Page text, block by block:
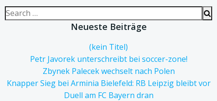
Search
for:
Neueste Beiträge
(kein Titel)
Petr Javorek unterschreibt bei soccer-zone!
Zbynek Palecek wechselt nach Polen
Knapper Sieg bei Arminia Bielefeld: RB Leipzig bleibt vor
Duell am FC Bayern dran